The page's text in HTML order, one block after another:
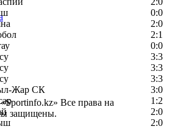
0:0
2:0
2:1
0:0
3:3
3:3
3:3
Жар СК
3:0
1:2
2:0
2:0
Все права на
защищены.